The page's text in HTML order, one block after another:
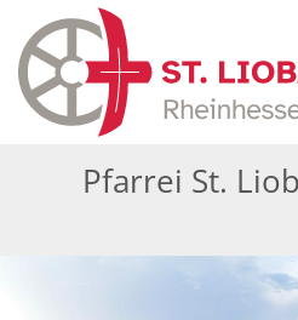
Zum Inhalt springen
Pfarrei St.